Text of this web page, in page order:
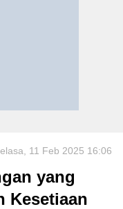
11 Feb 2025 16:06
yang
Kesetiaan